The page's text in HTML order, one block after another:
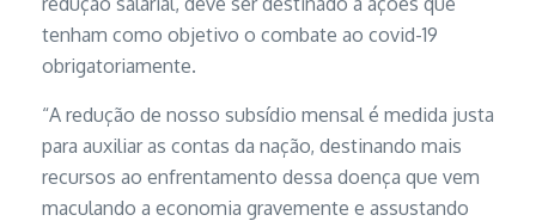
tenham como objetivo o combate ao covid-19
obrigatoriamente.
“A redução de nosso subsídio mensal é medida justa
para auxiliar as contas da nação, destinando mais
recursos ao enfrentamento dessa doença que vem
maculando a economia gravemente e assustando